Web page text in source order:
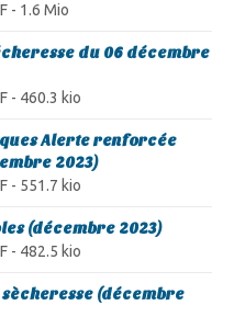
- 1.6 Mio
du 06 décembre
- 460.3 kio
Alerte renforcée
2023)
- 551.7 kio
(décembre 2023)
- 482.5 kio
(décembre